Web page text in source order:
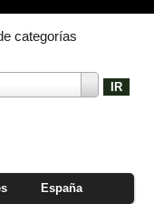
categorías
España